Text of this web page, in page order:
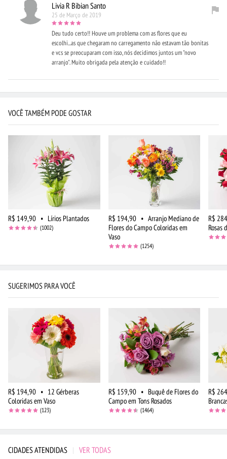
Livia R Bibian Santo
25 de Março de 2019
Deu tudo certo!! Houve um problema com as flores que eu
escolhi...as que chegaram no carregamento não estavam tão bonitas
e vcs se preocuparam com isso, nós decidimos juntos um "novo
arranjo". Muito obrigada pela atenção e cuidado!!
VOCÊ TAMBÉM PODE GOSTAR
R$ 149,90 • Lírios Plantados
(1002)
R$ 194,90 • Arranjo Mediano de
Flores do Campo Coloridas em
Vaso
(1254)
R$
Rosas
SUGERIMOS PARA VOCÊ
R$ 194,90 • 12 Gérberas
Coloridas em Vaso
(123)
R$ 159,90 • Buquê de Flores do
Campo em Tons Rosados
(1464)
R$
CIDADES ATENDIDAS | VER TODAS